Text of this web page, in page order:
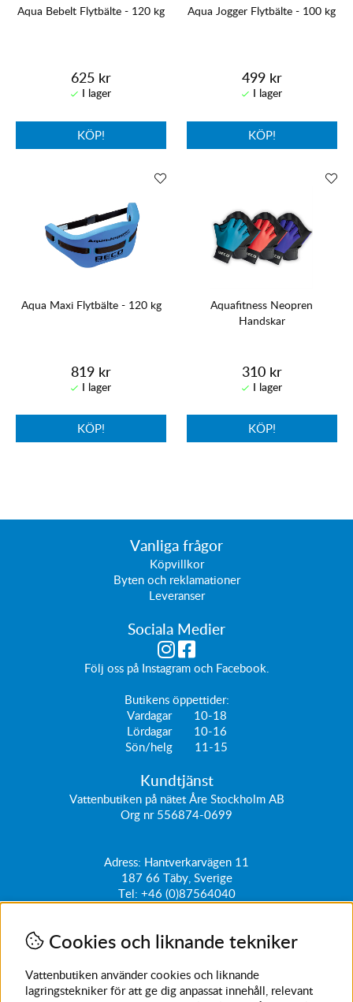
Aqua Bebelt Flytbälte - 120 kg
625 kr
KÖP!
Aqua Jogger Flytbälte - 100 kg
499 kr
KÖP!
Aqua Maxi Flytbälte - 120 kg
819 kr
KÖP!
Aquafitness Neopren
Handskar
310 kr
KÖP!
Vanliga frågor
Köpvillkor
Byten och reklamationer
Leveranser
Sociala Medier
Följ oss på Instagramoch Facebook
Butikens öppettider:
Vardagar 10-18
Lördagar 10-16
Sön/helg 11-15
Kundtjänst
Vattenbutiken på nätet Åre Stockholm AB
Org nr 556874-0699
Adress: Hantverkarvägen 11
187 66 Täby, Sverige
Tel: +46 (0)87564040
kundtjanst@vattenbutiken.se
Få vårt nyhetsbrev
Ange din e-post nedan för att ta del av nyheter och
erbjudanden
Cookies och liknande tekniker
Vattenbutiken använder cookies och liknande
lagringstekniker för att ge dig anpassat innehåll, relevant